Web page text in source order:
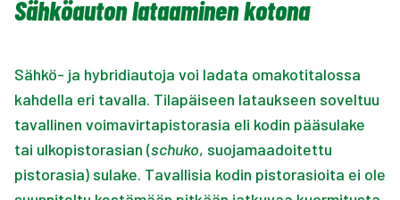
Sähköauton lataaminen kotona
Sähkö- ja hybridiautoja voi ladata omakotitalossa
kahdella eri tavalla. Tilapäiseen lataukseen soveltuu
tavallinen voimavirtapistorasia eli kodin pääsulake
tai ulkopistorasian (schuko, suojamaadoitettu
pistorasia) sulake. Tavallisia kodin pistorasioita ei ole